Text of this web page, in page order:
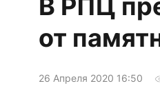
В РПЦ
от
26 Апреля 2020 16:50